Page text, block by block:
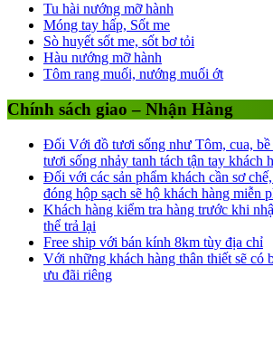
Tu hài nướng mỡ hành
Móng tay hấp, Sốt me
Sò huyết sốt me, sốt bơ tỏi
Hàu nướng mỡ hành
Tôm rang muối, nướng muối ớt
Chính sách giao – Nhận Hàng
Đối Với đồ tươi sống như Tôm, cua,
tươi sống nhảy tanh tách tận tay khách
Đối với các sản phẩm khách cần sơ
đóng hộp sạch sẽ hộ khách hàng miễn
Khách hàng kiểm tra hàng trước khi
thể trả lại
Free ship với bán kính 8km tùy địa chỉ
Với những khách hàng thân thiết sẽ có
ưu đãi riêng